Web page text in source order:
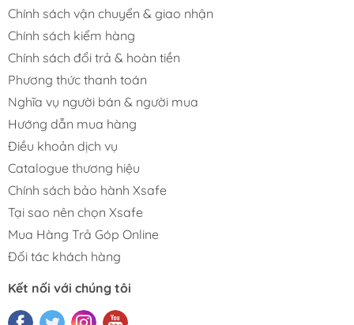
Chính sách vận chuyển & giao nhận
Chính sách kiểm hàng
Chính sách đổi trả & hoàn tiền
Phương thức thanh toán
Nghĩa vụ người bán & người mua
Hướng dẫn mua hàng
Điều khoản dịch vụ
Catalogue thương hiệu
Chính sách bảo hành Xsafe
Tại sao nên chọn Xsafe
Mua Hàng Trả Góp Online
Đối tác khách hàng
Kết nối với chúng tôi